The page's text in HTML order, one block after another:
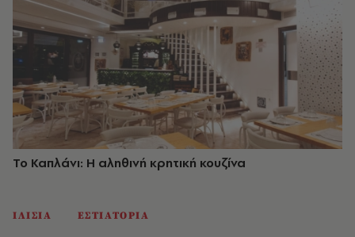
Το Καπλάνι: Η αληθινή κρητική κουζίνα
ΙΛΙΣΙΑ ΕΣΤΙΑΤΟΡΙΑ